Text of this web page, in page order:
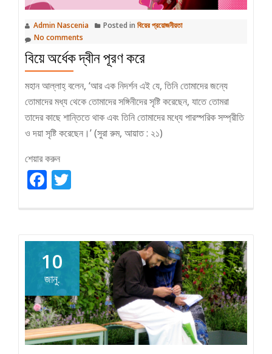
Admin Nascenia Posted in বিয়ের প্রয়োজনীয়তা
No comments
বিয়ে অর্ধেক দ্বীন পূরণ করে
মহান আল্লাহ্‌ বলেন, ‘আর এক নিদর্শন এই যে, তিনি তোমাদের জন্যে
তোমাদের মধ্য থেকে তোমাদের সঙ্গিনীদের সৃষ্টি করেছেন, যাতে তোমরা
তাদের কাছে শান্তিতে থাক এবং তিনি তোমাদের মধ্যে পারস্পরিক সম্প্রীতি
ও দয়া সৃষ্টি করেছেন।’ (সুরা রুম, আয়াত : ২১)
শেয়ার করুন
Facebook
10
জানু.